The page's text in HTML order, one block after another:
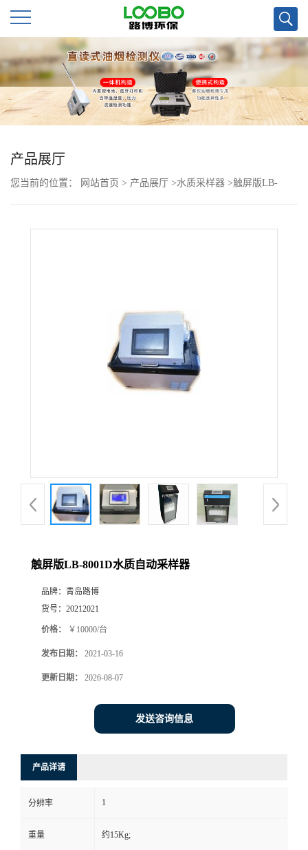
公
司
首
页
公
品
厅
系
产品展厅
您当前的位置： 网站首页 > 产品展厅 >水质采样器 >触屏版LB-
触屏版LB-8001D水质自动采样器
品牌： 青岛路博
货号： 20212021
价格： ￥10000/台
发布日期： 2021-03-16
更新日期： 2026-08-07
发送咨询信息
产品详请
分辨率 1
重量 约15Kg;